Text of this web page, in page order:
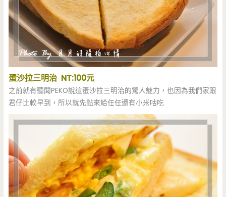
蛋沙拉三明治 NT:100元
之前就有聽聞PEKO說這蛋沙拉三明治的驚人魅力，也因為我們家跟
君仔比較早到，所以就先點來給任任還有小米咕吃